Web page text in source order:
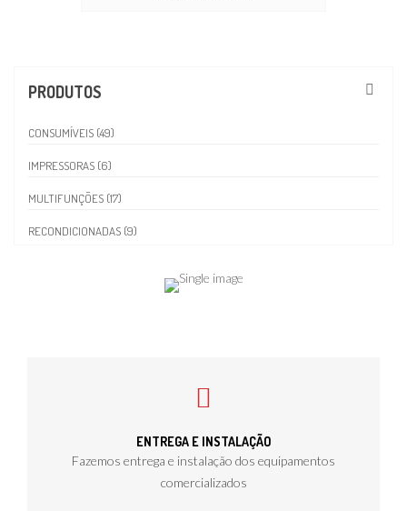
PRODUTOS
CONSUMÍVEIS (49)
IMPRESSORAS (6)
MULTIFUNÇÕES (17)
RECONDICIONADAS (9)
ENTREGA E INSTALAÇÃO
Fazemos entrega e instalação dos equipamentos
comercializados